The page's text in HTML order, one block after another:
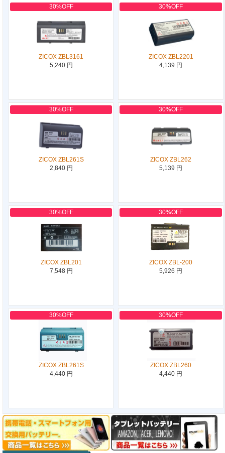
30%OFF
ZICOX ZBL3161
5,240 円
30%OFF
ZICOX ZBL2201
4,139 円
30%OFF
ZICOX ZBL261S
2,840 円
30%OFF
ZICOX ZBL262
5,139 円
30%OFF
ZICOX ZBL201
7,548 円
30%OFF
ZICOX ZBL-200
5,926 円
30%OFF
ZICOX ZBL261S
4,440 円
30%OFF
ZICOX ZBL260
4,440 円